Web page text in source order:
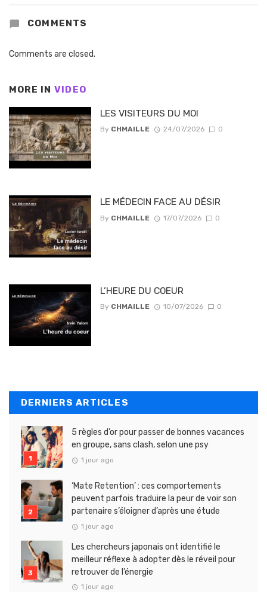
COMMENTS
Comments are closed.
MORE IN VIDEO
LES VISITEURS DU MOI
By CHMAILLE 24/07/2026 0
LE MÉDECIN FACE AU DÉSIR
By CHMAILLE 17/07/2026 0
L’HEURE DU COEUR
By CHMAILLE 10/07/2026 0
DERNIERS ARTICLES
5 règles d’or pour passer de bonnes vacances
en groupe, sans clash, selon une psy
1 jour ago
‘Mate Retention’ : ces comportements
peuvent parfois traduire la peur de voir son
partenaire s’éloigner d’après une étude
1 jour ago
Les chercheurs japonais ont identifié le
meilleur réflexe à adopter dès le réveil pour
retrouver de l’énergie
1 jour ago